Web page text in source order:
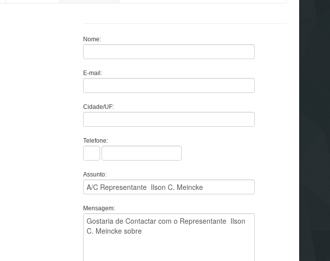
Nome:
E-mail:
Cidade/UF:
Telefone:
Assunto:
Mensagem: